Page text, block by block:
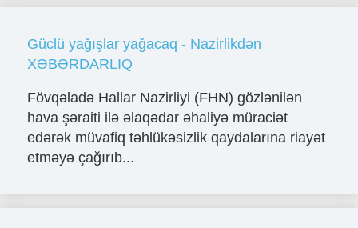
Güclü yağışlar yağacaq - Nazirlikdən
XƏBƏRDARLIQ
Fövqəladə Hallar Nazirliyi (FHN) gözlənilən
hava şəraiti ilə əlaqədar əhaliyə müraciət
edərək müvafiq təhlükəsizlik qaydalarına riayət
etməyə çağırıb...